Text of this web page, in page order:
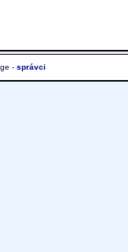
- správci